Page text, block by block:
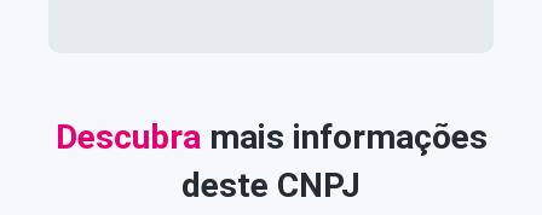
Descubramais informações
deste CNPJ